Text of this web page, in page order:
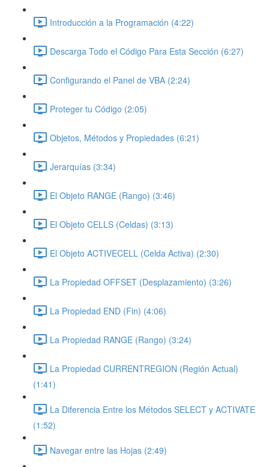
Introducción a la Programación (4:22)
Descarga Todo el Código Para Esta Sección (6:27)
Configurando el Panel de VBA (2:24)
Proteger tu Código (2:05)
Objetos, Métodos y Propiedades (6:21)
Jerarquías (3:34)
El Objeto RANGE (Rango) (3:46)
El Objeto CELLS (Celdas) (3:13)
El Objeto ACTIVECELL (Celda Activa) (2:30)
La Propiedad OFFSET (Desplazamiento) (3:26)
La Propiedad END (Fin) (4:06)
La Propiedad RANGE (Rango) (3:24)
La Propiedad CURRENTREGION (Región Actual)
(1:41)
La Diferencia Entre los Métodos SELECT y ACTIVATE
(1:52)
Navegar entre las Hojas (2:49)